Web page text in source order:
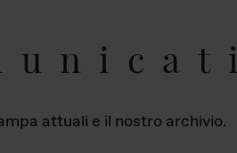
attuali e il nostro archivio.